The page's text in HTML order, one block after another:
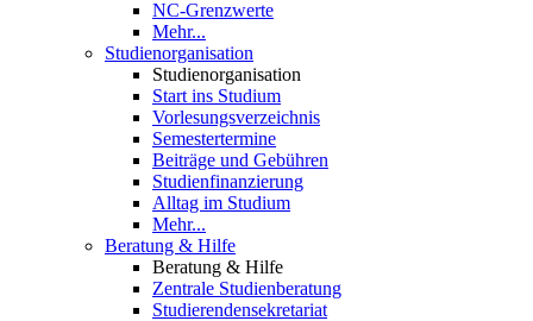
NC-Grenzwerte
Mehr...
Studienorganisation
Studienorganisation
Start ins Studium
Vorlesungsverzeichnis
Semestertermine
Beiträge und Gebühren
Studienfinanzierung
Alltag im Studium
Mehr...
Beratung & Hilfe
Beratung & Hilfe
Zentrale Studienberatung
Studierendensekretariat